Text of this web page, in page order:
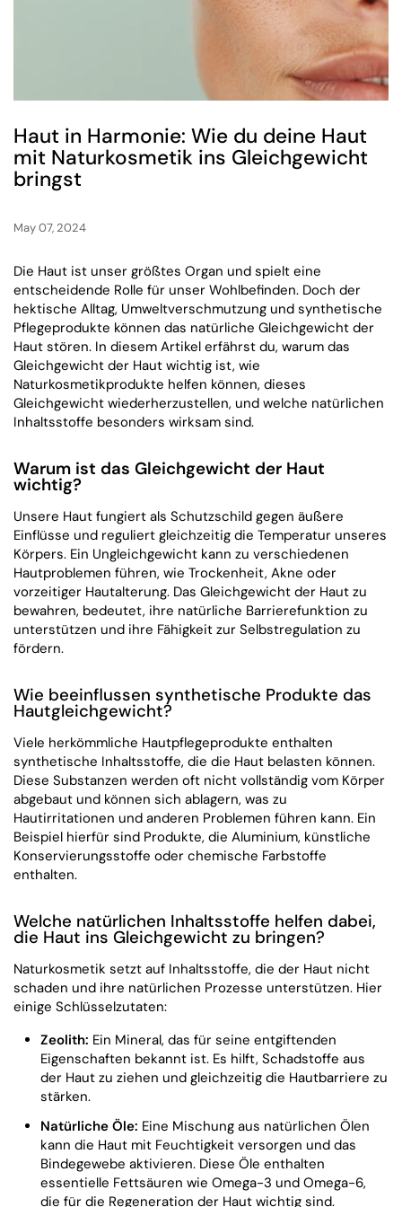
Haut in Harmonie: Wie du deine Haut
mit Naturkosmetik ins Gleichgewicht
bringst
May 07, 2024
Die Haut ist unser größtes Organ und spielt eine
entscheidende Rolle für unser Wohlbefinden. Doch der
hektische Alltag, Umweltverschmutzung und synthetische
Pflegeprodukte können das natürliche Gleichgewicht der
Haut stören. In diesem Artikel erfährst du, warum das
Gleichgewicht der Haut wichtig ist, wie
Naturkosmetikprodukte helfen können, dieses
Gleichgewicht wiederherzustellen, und welche natürlichen
Inhaltsstoffe besonders wirksam sind.
Warum ist das Gleichgewicht der Haut
wichtig?
Unsere Haut fungiert als Schutzschild gegen äußere
Einflüsse und reguliert gleichzeitig die Temperatur unseres
Körpers. Ein Ungleichgewicht kann zu verschiedenen
Hautproblemen führen, wie Trockenheit, Akne oder
vorzeitiger Hautalterung. Das Gleichgewicht der Haut zu
bewahren, bedeutet, ihre natürliche Barrierefunktion zu
unterstützen und ihre Fähigkeit zur Selbstregulation zu
fördern.
Wie beeinflussen synthetische Produkte das
Hautgleichgewicht?
Viele herkömmliche Hautpflegeprodukte enthalten
synthetische Inhaltsstoffe, die die Haut belasten können.
Diese Substanzen werden oft nicht vollständig vom Körper
abgebaut und können sich ablagern, was zu
Hautirritationen und anderen Problemen führen kann. Ein
Beispiel hierfür sind Produkte, die Aluminium, künstliche
Konservierungsstoffe oder chemische Farbstoffe
enthalten.
Welche natürlichen Inhaltsstoffe helfen dabei,
die Haut ins Gleichgewicht zu bringen?
Naturkosmetik setzt auf Inhaltsstoffe, die der Haut nicht
schaden und ihre natürlichen Prozesse unterstützen. Hier
einige Schlüsselzutaten:
Zeolith: Ein Mineral, das für seine entgiftenden
Eigenschaften bekannt ist. Es hilft, Schadstoffe aus
der Haut zu ziehen und gleichzeitig die Hautbarriere zu
stärken.
Natürliche Öle: Eine Mischung aus natürlichen Ölen
kann die Haut mit Feuchtigkeit versorgen und das
Bindegewebe aktivieren. Diese Öle enthalten
essentielle Fettsäuren wie Omega-3 und Omega-6,
die für die Regeneration der Haut wichtig sind.